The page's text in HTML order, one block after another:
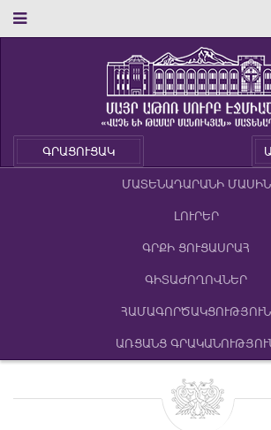
ԳՐԱՑՈՒՑԱԿ
ՄԱՏԵՆԱԴԱՐԱՆԻ ՄԱՍԻՆ
ԼՈՒՐԵՐ
ԳՐՔԻ ՑՈՒՑԱՍՐԱՀ
ԳԻՏԱԺՈՂՈՎՆԵՐ
ՀԱՄԱԳՈՐԾԱԿՑՈՒԹՅՈՒՆ
ԱՌՑԱՆՑ